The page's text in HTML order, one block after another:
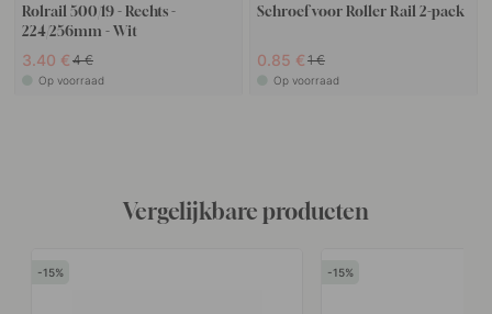
Rolrail 500/19 - Rechts -
224/256mm - Wit
3.40 € 4 €
Op voorraad
Schroef voor Roller Rail 2-pack
0.85 € 1 €
Op voorraad
Vergelijkbare producten
15 15